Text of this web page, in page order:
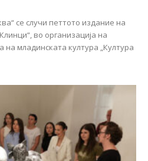
се случи петтото издание на
во организација на
младинската култура „Култура